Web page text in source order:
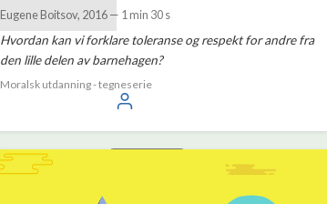
Eugene Boitsov, 2016— 1 min 30 s
Hvordan kan vi forklare toleranse og respekt for andre fra
den lille delen av barnehagen?
Moralsk utdanning - tegneserie